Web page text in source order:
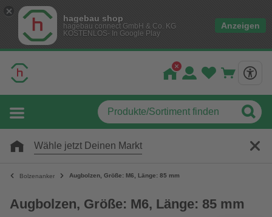
hagebau shop
hagebau connect GmbH & Co. KG
KOSTENLOS- In Google Play
Anzeigen
Wähle jetzt Deinen Markt
Bolzenanker Augbolzen, Größe: M6, Länge: 85 mm
Augbolzen, Größe: M6, Länge: 85 mm